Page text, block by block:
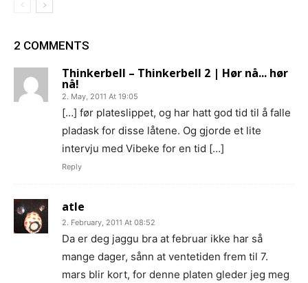
2 COMMENTS
Thinkerbell – Thinkerbell 2 | Hør nå... hør
nå!
2. May, 2011 At 19:05
[…] før plateslippet, og har hatt god tid til å falle
pladask for disse låtene. Og gjorde et lite
intervju med Vibeke for en tid […]
Reply
atle
2. February, 2011 At 08:52
Da er deg jaggu bra at februar ikke har så
mange dager, sånn at ventetiden frem til 7.
mars blir kort, for denne platen gleder jeg meg